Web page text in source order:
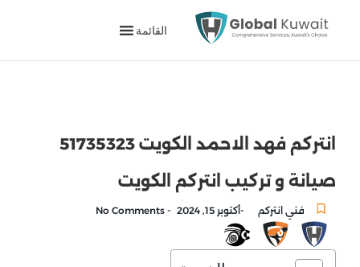
القائمة
انتركم فهد الاحمد الكويت 51735323
صيانة و تركيب انتركم الكويت
فني انتركم -أكتوبر 15, 2024 -